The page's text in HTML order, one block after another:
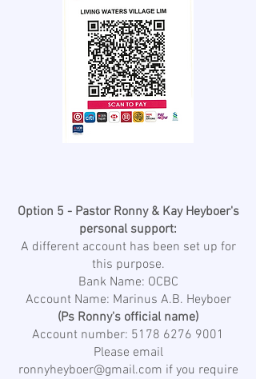
Option 5 - Pastor Ronny & Kay Heyboer's
personal support:
A different account has been set up for
this purpose.
Bank Name: OCBC
Account Name: Marinus A.B. Heyboer
(Ps Ronny's official name)
Account number: 5178 6276 9001
Please email
ronnyheyboer@gmail.com if you require